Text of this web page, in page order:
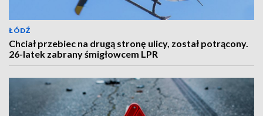
ŁÓDŹ
Chciał przebiec na drugą stronę ulicy, został potrącony.
26-latek zabrany śmigłowcem LPR